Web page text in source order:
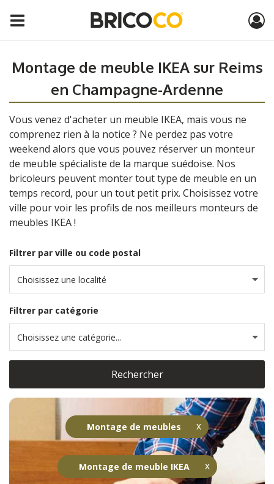
Montage de meubles
Montage de meuble IKEA
Montage de meuble IKEA sur Reims
en Champagne-Ardenne
Vous venez d'acheter un meuble IKEA, mais vous ne
comprenez rien à la notice ? Ne perdez pas votre
weekend alors que vous pouvez réserver un monteur
de meuble spécialiste de la marque suédoise. Nos
bricoleurs peuvent monter tout type de meuble en un
temps record, pour un tout petit prix. Choisissez votre
ville pour voir les profils de nos meilleurs monteurs de
meubles IKEA !
Filtrer par ville ou code postal
Choisissez une localité
Filtrer par catégorie
Choisissez une catégorie...
Rechercher